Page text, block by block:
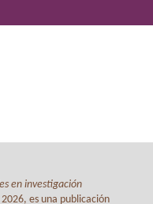
en investigación
es una publicación